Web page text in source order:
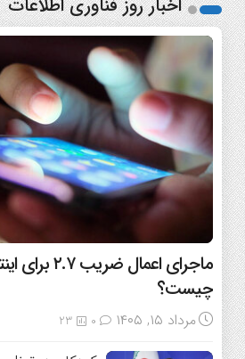
اخبار روز فناوری اطلاعات
ماجرای اعمال
چیست؟
مرداد ۱۵, ۱۴۰۵ 23